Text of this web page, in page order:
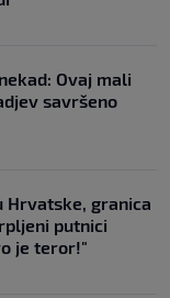
Ovaj mali
savršeno
Hrvatske, granica
putnici
je teror!"